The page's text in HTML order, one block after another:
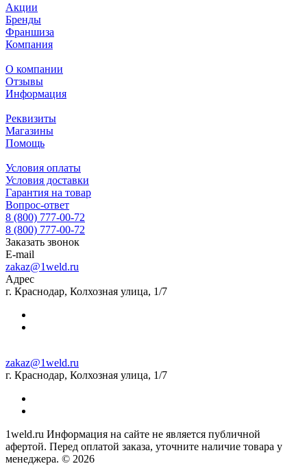
Акции
Бренды
Франшиза
Компания
О компании
Отзывы
Информация
Реквизиты
Магазины
Помощь
Условия оплаты
Условия доставки
Гарантия на товар
Вопрос-ответ
8 (800) 777-00-72
8 (800) 777-00-72
Заказать звонок
E-mail
zakaz@1weld.ru
Адрес
г. Краснодар, Колхозная улица, 1/7
zakaz@1weld.ru
г. Краснодар, Колхозная улица, 1/7
1weld.ru Информация на сайте не является публичной
афертой. Перед оплатой заказа, уточните наличие товара у
менеджера. © 2026